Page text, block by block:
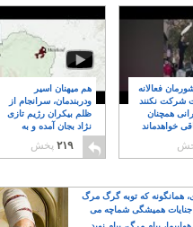
هم میهنان اسیر
ودربندمان، سرانجام از
ظلم بیکران رژیم تازی
نژاد بجان آمده و به
۲۱۹ پخش
فعالانه
شرکت نکنند
همچنان
خواهدماند
همانگونه که توبه گرگ مرگ
همیشگی شماچه می